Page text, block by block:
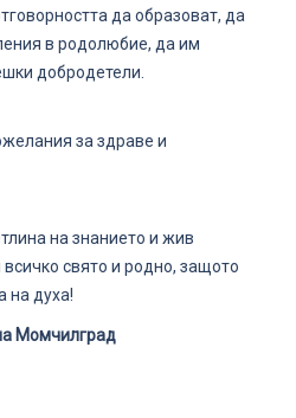
да образоват, да
в родолюбие, да им
добродетели.
за здраве и
на знанието и жив
свято и родно, защото
на духа!
Момчилград